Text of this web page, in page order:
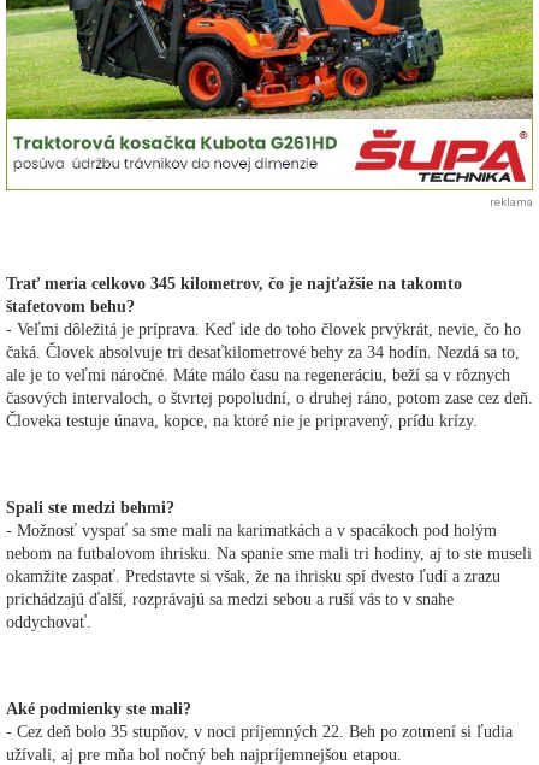
reklama
Trať meria celkovo 345 kilometrov, čo je najťažšie na takomto
štafetovom behu?
- Veľmi dôležitá je príprava. Keď ide do toho človek prvýkrát, nevie, čo ho
čaká. Človek absolvuje tri desaťkilometrové behy za 34 hodín. Nezdá sa to,
ale je to veľmi náročné. Máte málo času na regeneráciu, beží sa v rôznych
časových intervaloch, o štvrtej popoludní, o druhej ráno, potom zase cez deň.
Človeka testuje únava, kopce, na ktoré nie je pripravený, prídu krízy.
Spali ste medzi behmi?
- Možnosť vyspať sa sme mali na karimatkách a v spacákoch pod holým
nebom na futbalovom ihrisku. Na spanie sme mali tri hodiny, aj to ste museli
okamžite zaspať. Predstavte si však, že na ihrisku spí dvesto ľudí a zrazu
prichádzajú ďalší, rozprávajú sa medzi sebou a ruší vás to v snahe
oddychovať.
Aké podmienky ste mali?
- Cez deň bolo 35 stupňov, v noci príjemných 22. Beh po zotmení si ľudia
užívali, aj pre mňa bol nočný beh najpríjemnejšou etapou.